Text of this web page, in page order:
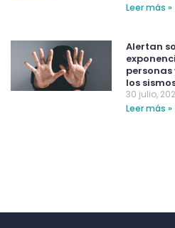
Leer más »
Alertan
los
30 julio,
Leer más »